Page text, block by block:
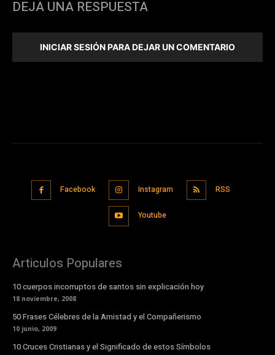
DEJA UNA RESPUESTA
INICIAR SESIÓN PARA DEJAR UN COMENTARIO
Facebook Instagram RSS
Youtube
Articulos Populares
10 cuerpos incorruptos de santos sin explicación hoy
18 noviembre, 2008
50 Frases Célebres de la Amistad y el Compañerismo
10 junio, 2009
10 Cruces Cristianas y el Significado de estos Símbolos